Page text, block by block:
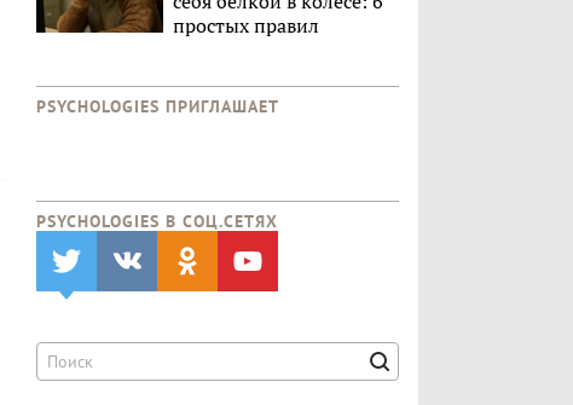
простых правил
PSYCHOLOGIES ПРИГЛАШАЕТ
PSYCHOLOGIES В CОЦ.СЕТЯХ